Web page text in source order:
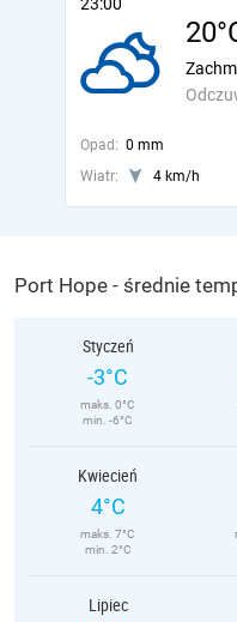
Opad: 0 mm
Wiatr:
4 km/h
Port Hope - średnie
Styczeń
-3°C
maks. 0°C
min. -6°C
Kwiecień
4°C
maks. 7°C
min. 2°C
Lipiec